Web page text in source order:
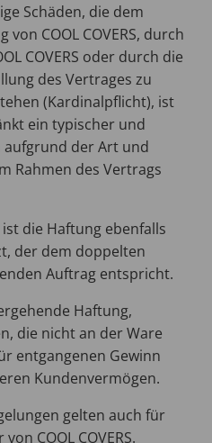
Schäden, die dem
COOL COVERS, durch
COVERS oder durch die
des Vertrages zu
(Kardinalpflicht), ist
ein typischer und
der Art und
Rahmen des Vertrags
die Haftung ebenfalls
der dem doppelten
Auftrag entspricht.
Haftung,
die nicht an der Ware
entgangenen Gewinn
Kundenvermögen.
gelten auch für
COOL COVERS.